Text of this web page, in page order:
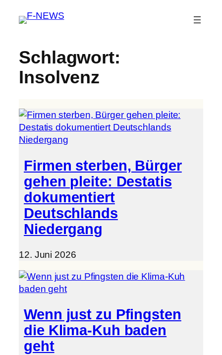
Schlagwort:
Insolvenz
Firmen sterben, Bürger
gehen pleite: Destatis
dokumentiert
Deutschlands
Niedergang
12. Juni 2026
Wenn just zu Pfingsten
die Klima-Kuh baden
geht